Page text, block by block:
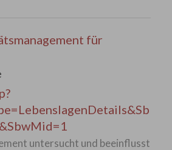
für
untersucht und beeinflusst